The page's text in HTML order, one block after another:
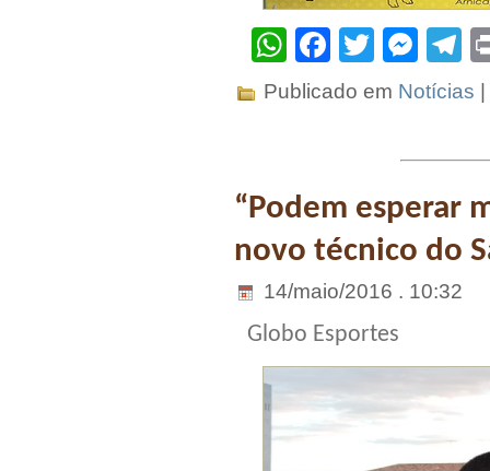
WhatsApp
Facebook
Twitter
Publicado em Notícias
“Podem esperar
novo técnico do
14/maio/2016 . 10:32
Globo Esportes